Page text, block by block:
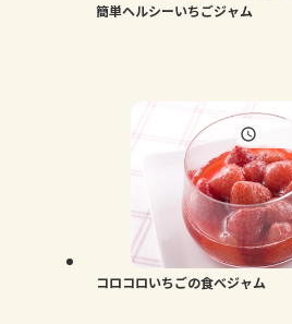
簡単ヘルシーいちごジャム
コロコロいちごの食べジャム